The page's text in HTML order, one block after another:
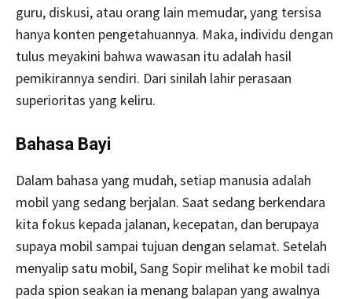
guru, diskusi, atau orang lain memudar, yang tersisa
hanya konten pengetahuannya. Maka, individu dengan
tulus meyakini bahwa wawasan itu adalah hasil
pemikirannya sendiri. Dari sinilah lahir perasaan
superioritas yang keliru.
Bahasa Bayi
Dalam bahasa yang mudah, setiap manusia adalah
mobil yang sedang berjalan. Saat sedang berkendara
kita fokus kepada jalanan, kecepatan, dan berupaya
supaya mobil sampai tujuan dengan selamat. Setelah
menyalip satu mobil, Sang Sopir melihat ke mobil tadi
pada spion seakan ia menang balapan yang awalnya